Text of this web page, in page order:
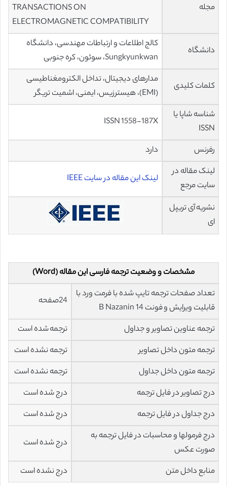
مجله
TRANSACTIONS ON
ELECTROMAGNETIC COMPATIBILITY
دانشگاه
کالج اطلاعات و ارتباطات مهندسی، دانشگاه
Sungkyunkwan، سوئون، کره جنوبی
کلمات کلیدی
مدارهای دیجیتال، تداخل الکترومغناطیسی
(EMI)، هیسترزیس، ایمنی، اشمیت تریگر
شناسه شاپا یا
ISSN
ISSN 1558-187X
رفرنس
دارد
لینک مقاله در
سایت مرجع
لینک این مقاله در سایت IEEE
نشریه آی تریپل
ای
مشخصات و وضعیت ترجمه فارسی این مقاله (Word)
تعداد صفحات ترجمه تایپ شده با فرمت ورد با
قابلیت ویرایش و فونت 14 B Nazanin
24صفحه
ترجمه عناوین تصاویر و جداول
ترجمه شده است
ترجمه متون داخل تصاویر
ترجمه نشده است
ترجمه متون داخل جداول
ترجمه نشده است
درج تصاویر در فایل ترجمه
درج شده است
درج جداول در فایل ترجمه
درج شده است
درج فرمولها و محاسبات در فایل ترجمه به
صورت عکس
درج شده است
منابع داخل متن درج نشده است